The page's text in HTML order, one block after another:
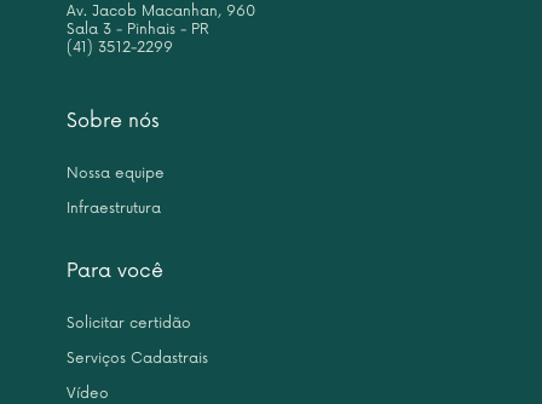
Sobre nós
Nossa equipe
Infraestrutura
Para você
Solicitar certidão
Serviços Cadastrais
Vídeo
Av. Jacob Macanhan, 960
Sala 3 - Pinhais - PR
(41) 3512-2299